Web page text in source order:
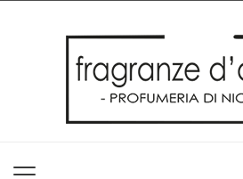
Utilizziamo i cookie per offrirti la
sul nostro sito web. Cliccando su OK,
politica sui cookie. Se desideri
cookie, puoi farlo